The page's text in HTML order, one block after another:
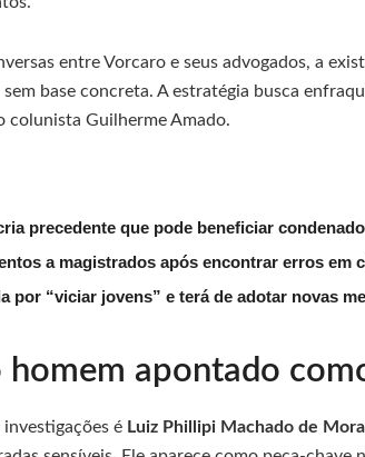
entre Vorcaro e seus advogados, a
sem base concreta. A estratégia busca
colunista Guilherme Amado.
precedente que pode beneficiar
a magistrados após encontrar erros em
por “viciar jovens” e terá de adotar novas
homem apontado
é Luiz Phillipi Machado de